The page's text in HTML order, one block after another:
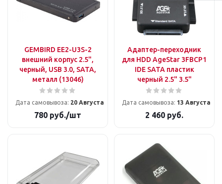
GEMBIRD EE2-U3S-2
внешний корпус 2.5",
черный, USB 3.0, SATA,
металл (13046)
Дата самовывоза: 20 Августа
780 руб./шт
Адаптер-переходник
для HDD AgeStar 3FBCP1
IDE SATA пластик
черный 2.5" 3.5"
Дата самовывоза: 13 Августа
2 460 руб.